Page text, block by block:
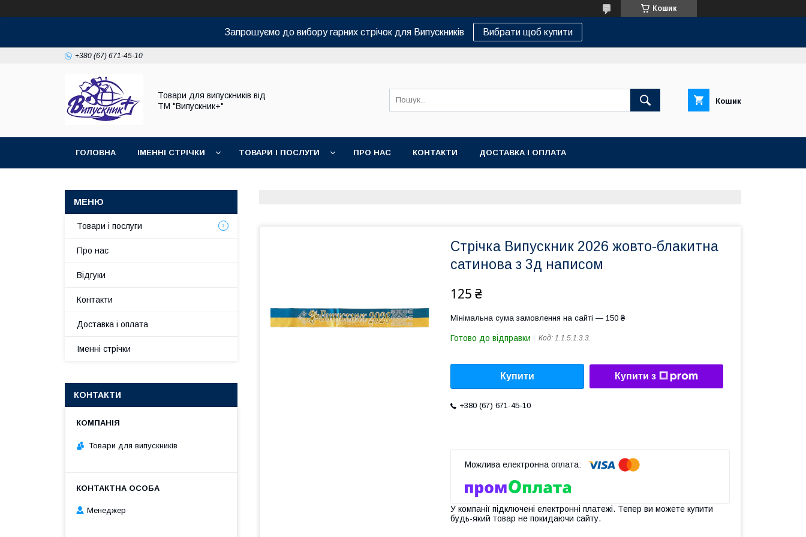
Кошик
Запрошуємо до вибору гарних стрічок для Випускників Вибрати щоб купити
+380 (67) 671-45-10
Товари для випускників від
ТМ "Випускник+"
Кошик
ГОЛОВНА ІМЕННІ СТРІЧКИ ТОВАРИ І ПОСЛУГИ ПРО НАС КОНТАКТИ ДОСТАВКА І ОПЛАТА
Стрічка Випускник 2026 жовто-блакитна
сатинова з 3д написом
125 ₴
Мінімальна сума замовлення на сайті — 150 ₴
Готово до відправки Код: 1.1.5.1.3.3.
Купити Купити з
+380 (67) 671-45-10
У компанії підключені електронні платежі. Тепер ви можете купити
будь-який товар не покидаючи сайту.
Товари і послуги
Про нас
Відгуки
Контакти
Доставка і оплата
Іменні стрічки
КОНТАКТИ
Товари для випускників
Менеджер